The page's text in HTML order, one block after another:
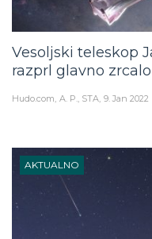
Vesoljski teleskop
razprl glavno zrcalo
Hudo.com A. P., STA 9. Jan 2022
AKTUALNO